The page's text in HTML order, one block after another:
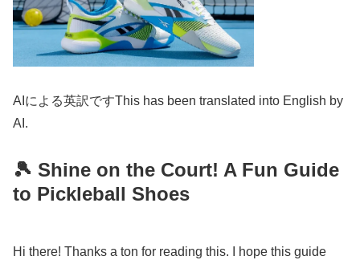
AIによる英訳ですThis has been translated into English by
AI.
🎾 Shine on the Court! A Fun Guide
to Pickleball Shoes
Hi there! Thanks a ton for reading this. I hope this guide